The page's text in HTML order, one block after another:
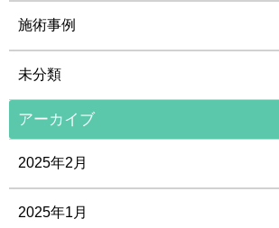
施術事例
未分類
アーカイブ
2025年2月
2025年1月